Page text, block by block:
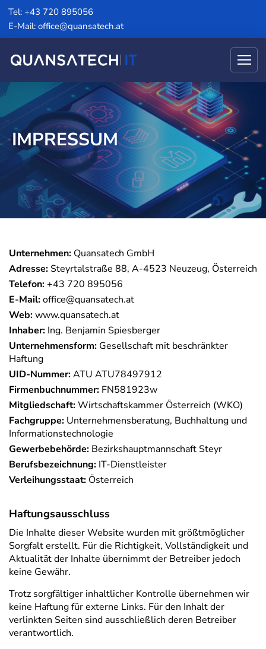
Tel: +43 720 895056
E-Mail: office@quansatech.at
IMPRESSUM
Unternehmen: Quansatech GmbH
Adresse: Steyrtalstraße 88, A-4523 Neuzeug, Österreich
Telefon:+43 720 895056
E-Mail:office@quansatech.at
Web:www.quansatech.at
Inhaber: Ing. Benjamin Spiesberger
Unternehmensform: Gesellschaft mit beschränkter
Haftung
UID-Nummer:ATU ATU78497912
Firmenbuchnummer: FN581923w
Mitgliedschaft:Wirtschaftskammer Österreich (WKO)
Fachgruppe: Unternehmensberatung, Buchhaltung und
Informationstechnologie
Gewerbebehörde: Bezirkshauptmannschaft Steyr
Berufsbezeichnung: IT-Dienstleister
Verleihungsstaat: Österreich
Haftungsausschluss
Die Inhalte dieser Website wurden mit größtmöglicher
Sorgfalt erstellt. Für die Richtigkeit, Vollständigkeit und
Aktualität der Inhalte übernimmt der Betreiber jedoch
keine Gewähr.
Trotz sorgfältiger inhaltlicher Kontrolle übernehmen wir
keine Haftung für externe Links. Für den Inhalt der
verlinkten Seiten sind ausschließlich deren Betreiber
verantwortlich.